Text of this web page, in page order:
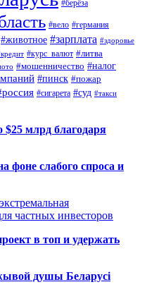
#берёза
#вело #германия
#животное #зарплата #здоровье
#курс_валют #литва
#мошенничество #налог
#пинск #пожар
#сигарета #суд #такси
млрд благодаря
фоне слабого спроса и
частных инвесторов
в топ и удержать
душы Беларусі